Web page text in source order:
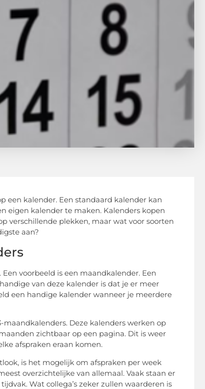
een kalender. Een standaard kalender kan
eigen kalender te maken. Kalenders kopen
verschillende plekken, maar wat voor soorten
aan?
voorbeeld is een maandkalender. Een
van deze kalender is dat je er meer
een handige kalender wanneer je meerdere
Deze kalenders werken op
zichtbaar op een pagina. Dit is weer
afspraken eraan komen.
is het mogelijk om afspraken per week
overzichtelijke van allemaal. Vaak staan er
Wat collega’s zeker zullen waarderen is